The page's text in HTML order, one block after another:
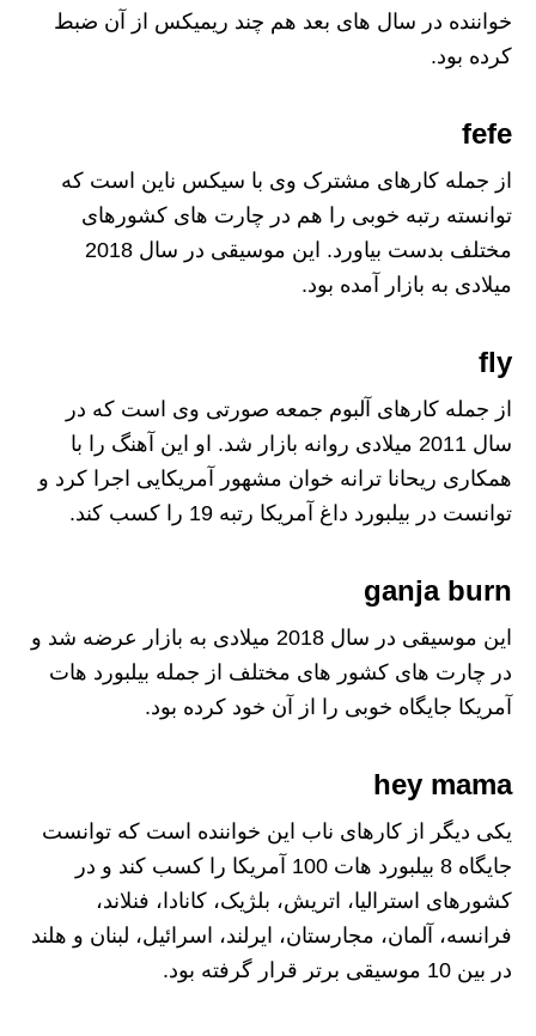
خواننده در سال های بعد هم چند ریمیکس از آن ضبط
کرده بود.
fefe
از جمله کارهای مشترک وی با سیکس ناین است که
توانسته رتبه خوبی را هم در چارت های کشورهای
مختلف بدست بیاورد. این موسیقی در سال 2018
میلادی به بازار آمده بود.
fly
از جمله کارهای آلبوم جمعه صورتی وی است که در
سال 2011 میلادی روانه بازار شد. او این آهنگ را با
همکاری ریحانا ترانه خوان مشهور آمریکایی اجرا کرد و
توانست در بیلبورد داغ آمریکا رتبه 19 را کسب کند.
ganja burn
این موسیقی در سال 2018 میلادی به بازار عرضه شد و
در چارت های کشور های مختلف از جمله بیلبورد هات
آمریکا جایگاه خوبی را از آن خود کرده بود.
hey mama
یکی دیگر از کارهای ناب این خواننده است که توانست
جایگاه 8 بیلبورد هات 100 آمریکا را کسب کند و در
کشورهای استرالیا، اتریش، بلژیک، کانادا، فنلاند،
فرانسه، آلمان، مجارستان، ایرلند، اسرائیل، لبنان و هلند
در بین 10 موسیقی برتر قرار گرفته بود.